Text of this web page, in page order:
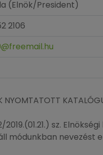
(Elnök/President)
2106
NYOMTATOTT
2019.(01.21.) sz.
módunkban nevezést